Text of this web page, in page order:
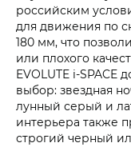
российским
для движения по
180 мм, что
или плохого
EVOLUTE i‑SPACE
выбор: звездная
лунный серый и
интерьера также
строгий черный